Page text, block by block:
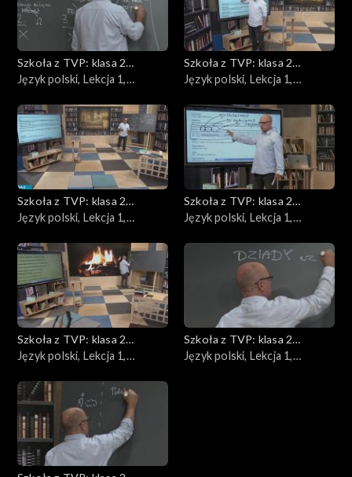
Szkoła z TVP: klasa 2
ponadpodstawowa
Język polski, Lekcja 1,
Szkoła z TVP: klasa 2
ponadpodstawowa
Język polski, Lekcja 1,
Szkoła z TVP: klasa 2
ponadpodstawowa
Język polski, Lekcja 1,
Szkoła z TVP: klasa 2
ponadpodstawowa
Język polski, Lekcja 1,
Szkoła z TVP: klasa 2
ponadpodstawowa
Język polski, Lekcja 1,
Szkoła z TVP: klasa 2
ponadpodstawowa
Język polski, Lekcja 1,